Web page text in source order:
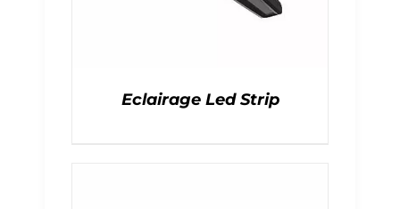
Eclairage Led Strip